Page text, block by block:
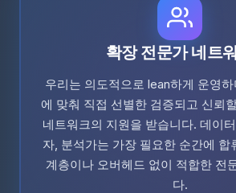
확장 전문가 네트
우리는 의도적으로 lean하게 운영
에 맞춰 직접 선별한 검증되고 신뢰
네트워크의 지원을 받습니다. 데이
자, 분석가는 가장 필요한 순간에 합
계층이나 오버헤드 없이 적합한 전
다.